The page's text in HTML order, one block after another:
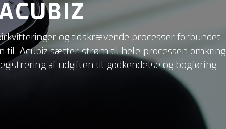
og tidskrævende processer forbundet
til. Acubiz sætter strøm til hele processen omkring
af udgiften til godkendelse og bogføring.